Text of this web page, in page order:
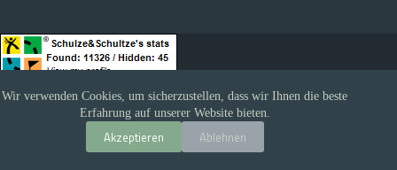
Wir verwenden Cookies, um sicherzustellen, dass wir Ihnen die beste
Erfahrung auf unserer Website bieten.
Akzeptieren Ablehnen
Impressum
Copyright © 2026 - Schlemmercacher - Theme by